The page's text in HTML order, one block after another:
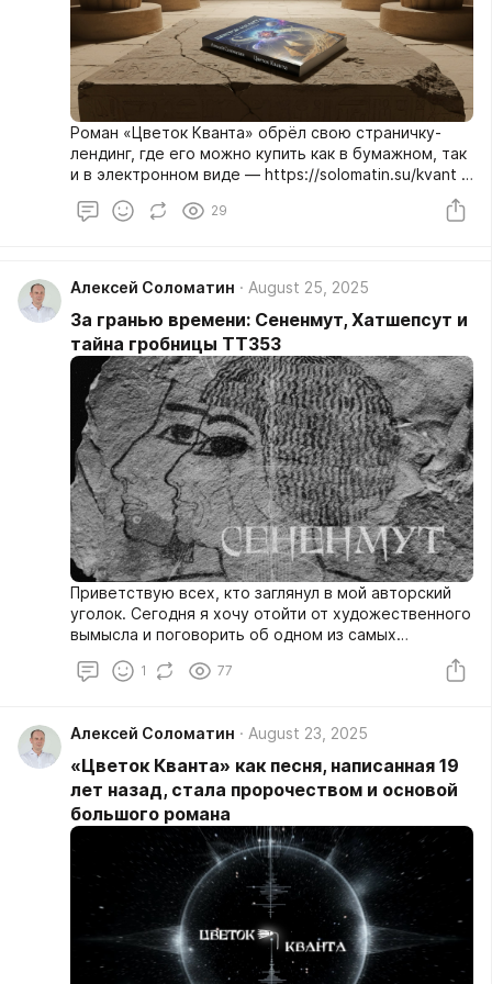
Роман «Цветок Кванта» обрёл свою страничку-
лендинг, где его можно купить как в бумажном, так
и в электронном виде — https://solomatin.su/kvant -
автограф на память от автора (при заказе печатной
специально для вас от чистого сердца!
29
Алексей Соломатин August 25, 2025
За гранью времени: Сененмут, Хатшепсут и
тайна гробницы TT353
Приветствую всех, кто заглянул в мой авторский
уголок. Сегодня я хочу отойти от художественного
вымысла и поговорить об одном из самых
персонажей, ставшим центральным «мостом»
1 77
Алексей Соломатин August 23, 2025
«Цветок Кванта» как песня, написанная 19
лет назад, стала пророчеством и основой
большого романа